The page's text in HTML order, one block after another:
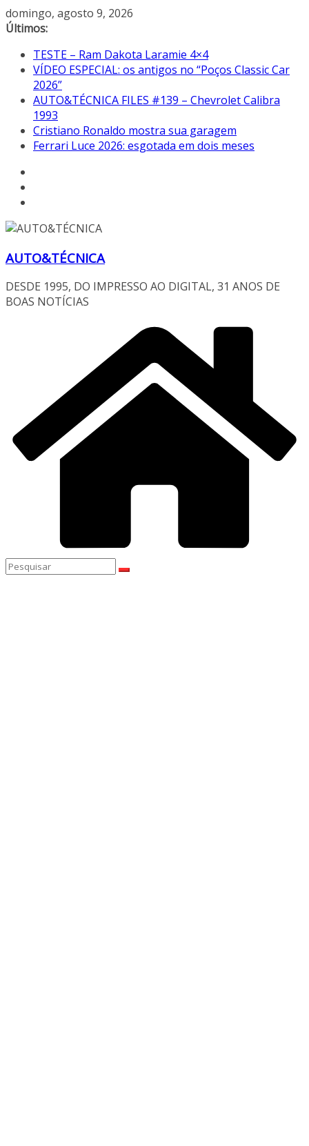
Pular
para
conteúdo
domingo, agosto 9, 2026
Últimos:
TESTE – Ram Dakota Laramie 4×4
VÍDEO ESPECIAL: os antigos no “Poços Classic Car
2026”
AUTO&TÉCNICA FILES #139 – Chevrolet Calibra
1993
Cristiano Ronaldo mostra sua garagem
Ferrari Luce 2026: esgotada em dois meses
AUTO&TÉCNICA
DESDE 1995, DO IMPRESSO AO DIGITAL, 31 ANOS DE
BOAS NOTÍCIAS